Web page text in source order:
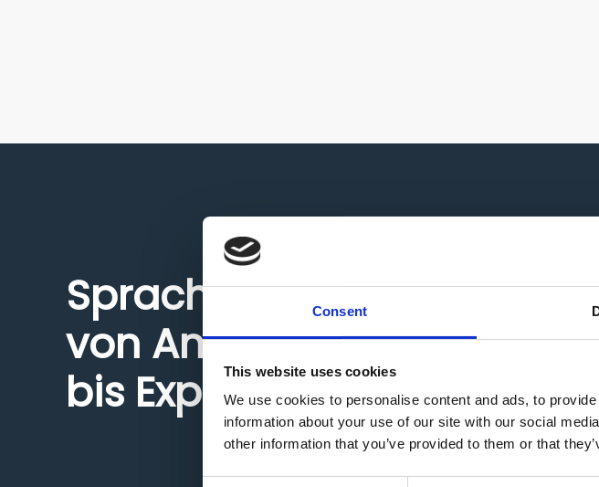
Consent
This website uses cookies
We use cookies to personalise content and ads, to
information about your use of our site with our social
other information that you’ve provided to them or that
Sprachniveaus
von Anfänger
bis Experte
Unsere
du sowohl
fortgeschrittene
Niveau. Für jedes
Anforderungen an
Neben
Einzelunterricht